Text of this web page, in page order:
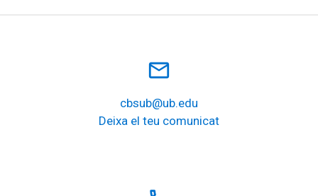
mail_outline
cbsub@ub.edu
Deixa el teu comunicat